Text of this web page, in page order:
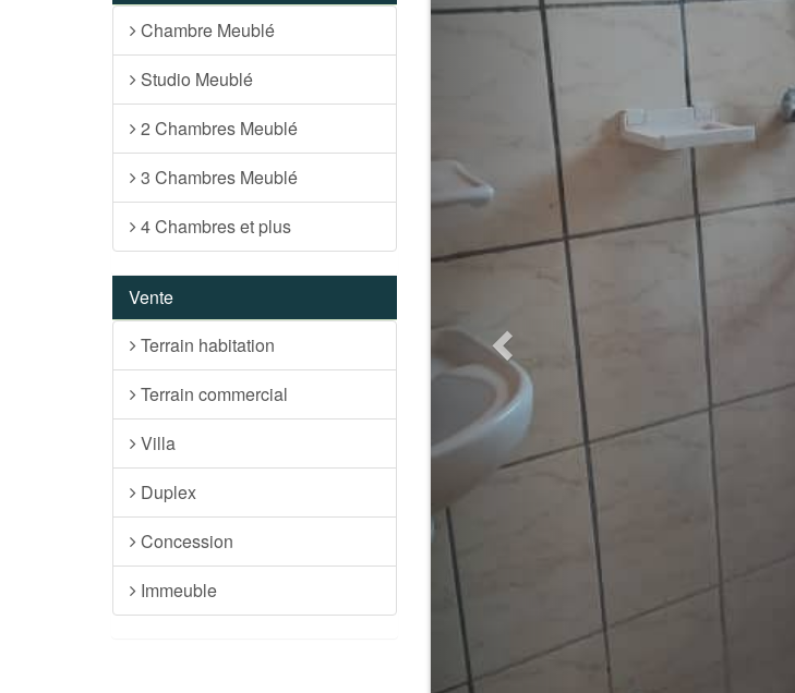
Chambre Meublé
Studio Meublé
2 Chambres Meublé
3 Chambres Meublé
4 Chambres et plus
Vente
Terrain habitation
Terrain commercial
Villa
Duplex
Concession
Immeuble